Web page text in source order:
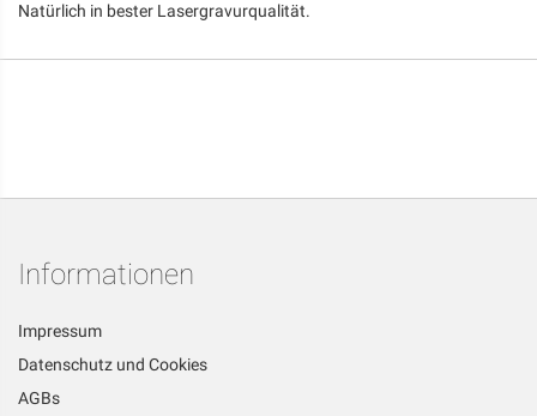
Natürlich in bester Lasergravurqualität.
Informationen
Impressum
Datenschutz und Cookies
AGBs